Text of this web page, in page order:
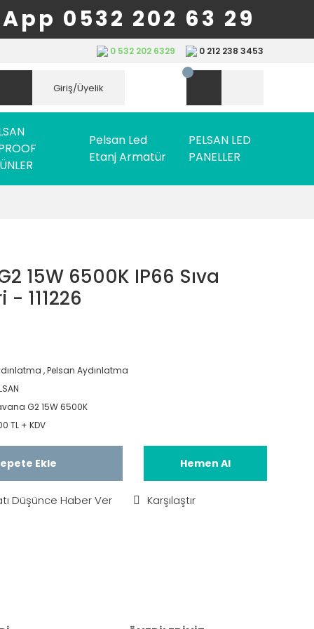
0532 202 63 29
0 532 202 6329 0 212 238 3453
Giriş/Üyelik
Pelsan Led
Etanj Armatür
PELSAN LED
PANELLER
15W 6500K IP66 Sıva
111226
,Pelsan Aydınlatma
G2 15W 6500K
TL + KDV
Ekle Hemen Al
Düşünce Haber Ver Karşılaştır